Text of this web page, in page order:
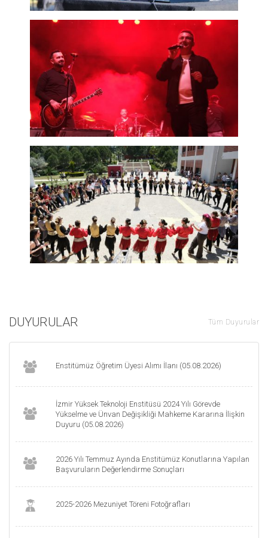
DUYURULAR Tüm Duyurular
Enstitümüz Öğretim Üyesi Alımı İlanı (05.08.2026)
İzmir Yüksek Teknoloji Enstitüsü 2024 Yılı Görevde
Yükselme ve Ünvan Değişikliği Mahkeme Kararına İlişkin
Duyuru (05.08.2026)
2026 Yılı Temmuz Ayında Enstitümüz Konutlarına Yapılan
Başvuruların Değerlendirme Sonuçları
2025-2026 Mezuniyet Töreni Fotoğrafları